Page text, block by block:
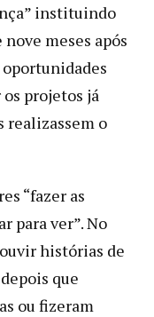
instituindo
meses após
oportunidades
projetos já
realizassem o
“fazer as
para ver”. No
histórias de
que
ou fizeram